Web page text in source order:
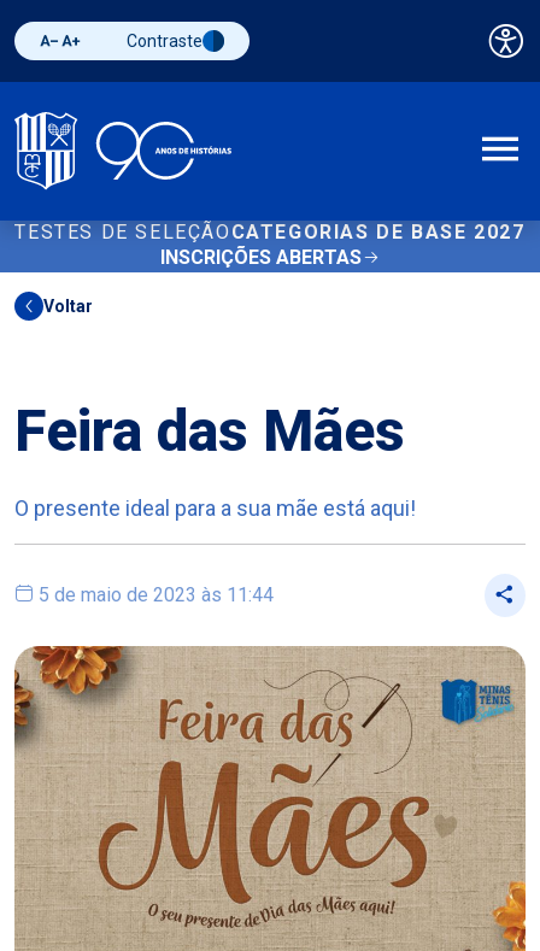
Diminuir fonte
Aumentar fonteAlternar contraste
Contraste
TESTES DE SELEÇÃO CATEGORIAS DE BASE 2027
INSCRIÇÕES ABERTAS
Voltar
Feira das Mães
O presente ideal para a sua mãe está aqui!
5 de maio de 2023 às 11:44